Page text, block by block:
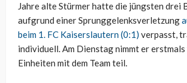
Jahre alte Stürmer hatte die jüngsten drei
aufgrund einer Sprunggelenksverletzung
beim 1. FC Kaiserslautern (0:1) verpasst,
individuell. Am Dienstag nimmt er erstmals
Einheiten mit dem Team teil.